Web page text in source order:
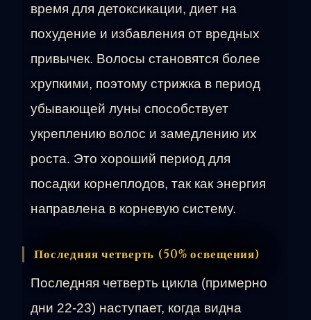
время для детоксикации, диет на
похудение и избавления от вредных
привычек. Волосы становятся более
хрупкими, поэтому стрижка в период
убывающей луны способствует
укреплению волос и замедлению их
роста. Это хороший период для
посадки корнеплодов, так как энергия
направлена в корневую систему.
Последняя четверть (50% освещения)
Последняя четверть цикла (примерно
дни 22-23) наступает, когда видна